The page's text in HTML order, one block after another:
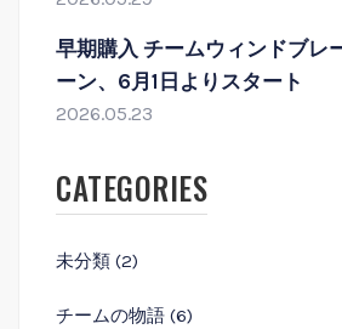
早期購入 チームウィンドブレ
ーン、6月1日よりスタート
2026.05.23
CATEGORIES
未分類 (2)
チームの物語 (6)